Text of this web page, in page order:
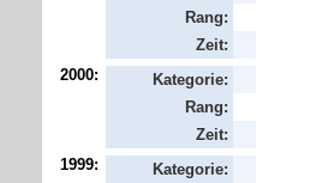
Rang:
Zeit:
2000:
Kategorie:
Rang:
Zeit:
1999:
Kategorie: